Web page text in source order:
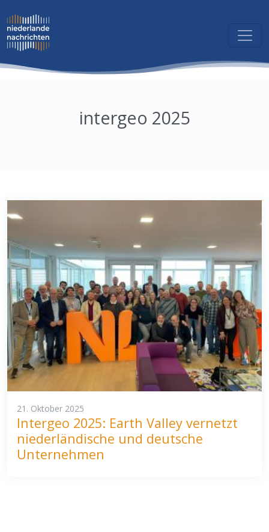
intergeo 2025
21. Oktober 2025
Intergeo 2025: Earth Valley vernetzt
niederländische und deutsche
Unternehmen